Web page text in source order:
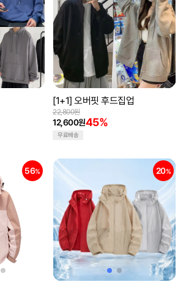
[1+1] 오버핏 후드집업
12,600원45%
22,800원
무료배송
56% 20%